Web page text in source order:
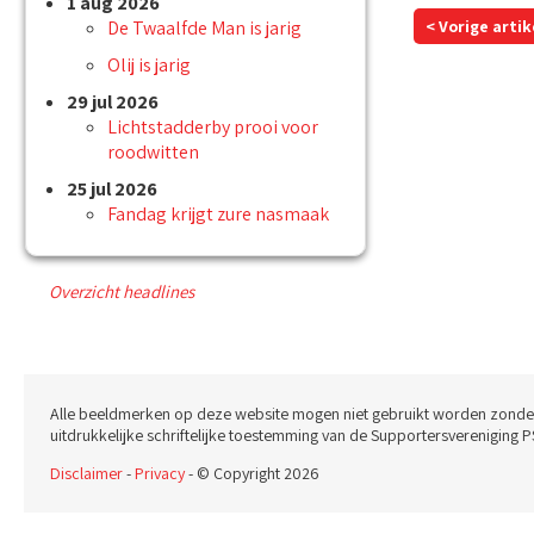
De Twaalfde Man is jarig
Olij is jarig
29 jul 2026
Lichtstadderby prooi voor
roodwitten
25 jul 2026
Fandag krijgt zure nasmaak
Overzicht headlines
< Vorige
Alle beeldmerken op deze website mogen niet gebruikt worden
uitdrukkelijke schriftelijke toestemming van de Supportersvereniging
Disclaimer-Privacy- © Copyright 2026